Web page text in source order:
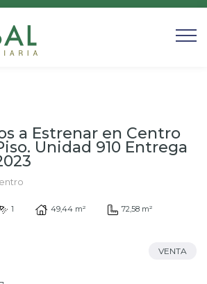
a Estrenar en Centro
Unidad 910 Entrega
1 49,44 m² 72,58 m²
VENTA